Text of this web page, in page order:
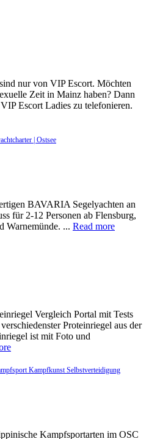
nur von VIP Escort. Möchten
Zeit in Mainz haben? Dann
Escort Ladies zu telefonieren.
| Ostsee
BAVARIA Segelyachten an
für 2-12 Personen ab Flensburg,
Warnemünde. ... Read more
Vergleich Portal mit Tests
Proteinriegel aus der
ist mit Foto und
Kampfkunst Selbstverteidigung
Kampfsportarten im OSC